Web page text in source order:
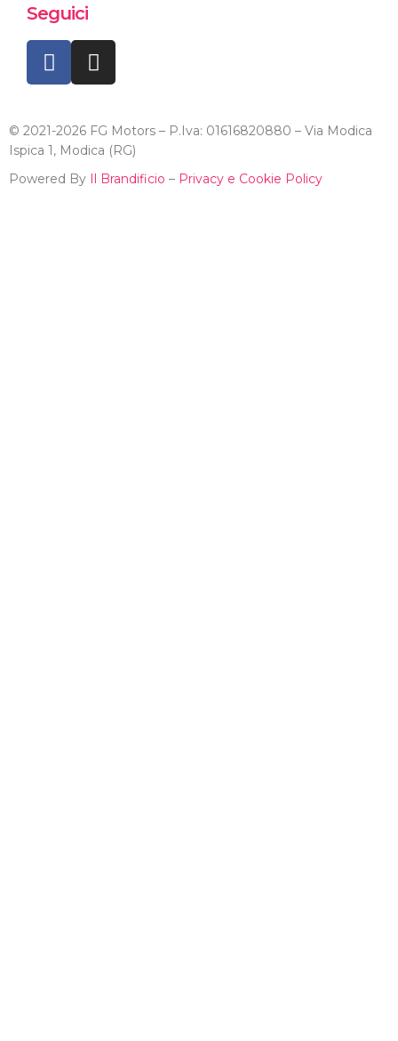
Seguici
© 2021-2026 FG Motors – P.Iva: 01616820880 – Via Modica
Ispica 1, Modica (RG)
Powered By Il Brandificio – Privacy e Cookie Policy